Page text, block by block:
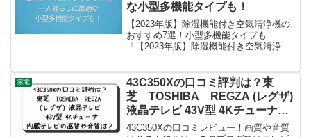
な小型多機能タイプも！
【2023年版】除湿機能付き空気清浄機の
おすすめ7選！小型多機能タイプも
「【2023年版】除湿機能付き空気清浄機
て、以下の商品が挙げられています。
DAIKIN 除加...
家電
43C350Xの口コミ評判は？東
芝 TOSHIBA REGZA (レグザ)
液晶テレビ 43V型 4Kチューナー
内蔵テレビの画質や音質は？
43C350Xの口コミレビュー！画質や音質